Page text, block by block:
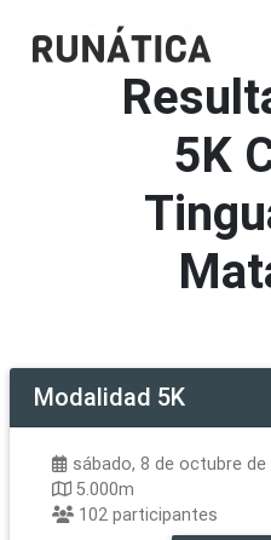
5K
Modalidad 5K
sábado, 8 de octubre de
5.000m
102 participantes